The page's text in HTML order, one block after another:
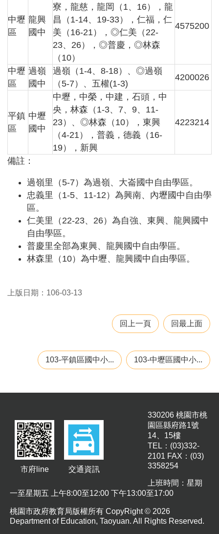
中壢
區
龍興
國中
寮，龍慈，龍岡（1、16），龍
昌（1-14、19-33），仁福，仁
美（16-21），◎仁美（22-
23、26），◎普慶，◎林森
（10）
4575200
中壢
區
過嶺
國中
過嶺（1-4、8-18）、◎過嶺
（5-7）、五權(1-3)
4200026
平鎮
區
中壢
國中
中壢，中榮，中建，石頭，中
央，林森（1-3、7、9、11-
23）、◎林森（10），東興
（4-21），普義，德義（16-
19），新興
4223214
備註：
過嶺里（5-7）為過嶺、大崙國中自由學區。
忠義里（1-5、11-12）為興南、內壢國中自由學
區。
仁美里（22-23、26）為自強、東興、龍興國中
自由學區。
普慶里全部為東興、龍興國中自由學區。
林森里（10）為中壢、龍興國中自由學區。
上版日期：106-03-13
回上一頁 回最上面
103-平鎮區國中小... 103-中壢區國中小...
市府line 交通資訊
330206 桃園市桃
園區縣府路1號
14、15樓
TEL：(03)332-
2101 FAX：(03)
3358254
上班時間：星期
一至星期五 上午8:00至12:00 下午13:00至17:00
桃園市政府教育局版權所有 CopyRight © 2026
Department of Education, Taoyuan. All Rights Reserved.